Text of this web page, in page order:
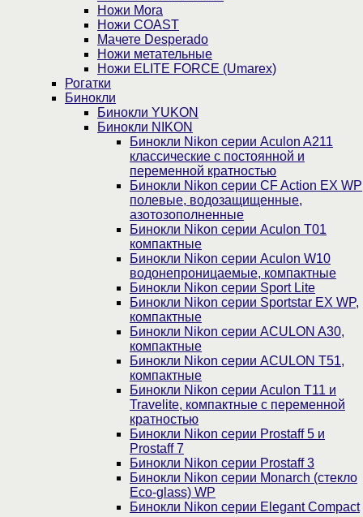
Ножи Mora
Ножи COAST
Мачете Desperado
Ножи метательные
Ножи ELITE FORCE (Umarex)
Рогатки
Бинокли
Бинокли YUKON
Бинокли NIKON
Бинокли Nikon серии Aculon A211
классические с постоянной и
переменной кратностью
Бинокли Nikon серии СF Action EX WP
полевые, водозащищенные,
азотозополненные
Бинокли Nikon серии Aculon T01
компактные
Бинокли Nikon серии Aculon W10
водонепроницаемые, компактные
Бинокли Nikon серии Sport Lite
Бинокли Nikon серии Sportstar EX WP,
компактные
Бинокли Nikon серии ACULON A30,
компактные
Бинокли Nikon серии ACULON Т51,
компактные
Бинокли Nikon серии Aculon T11 и
Travelite, компактные с переменной
кратностью
Бинокли Nikon серии Prostaff 5 и
Prostaff 7
Бинокли Nikon серии Prostaff 3
Бинокли Nikon серии Monarch (стекло
Eco-glass) WP
Бинокли Nikon серии Elegant Compact